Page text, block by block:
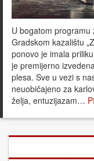
U bogatom programu
Gradskom kazalištu
ponovo je imala
je premijerno
plesa. Sve u vezi s
neuobičajeno za
želja, entuzijazam…